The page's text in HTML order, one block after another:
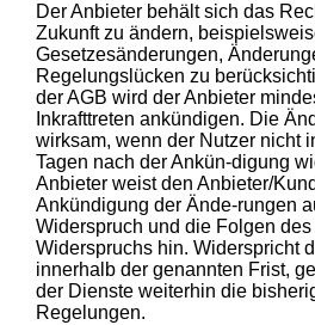
Der Anbieter behält sich das
Zukunft zu ändern,
Gesetzesänderungen,
Regelungslücken zu
der AGB wird der Anbieter
Inkrafttreten ankündigen. Die
wirksam, wenn der Nutzer nicht
Tagen nach der Ankün-digung
Anbieter weist den Anbieter/
Ankündigung der Ände-rungen
Widerspruch und die Folgen
Widerspruchs hin. Widerspricht
innerhalb der genannten Frist,
der Dienste weiterhin die
Regelungen.